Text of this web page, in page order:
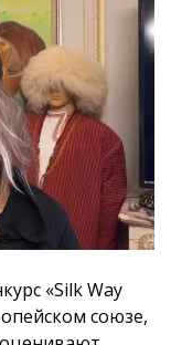
«Silk Way
союзе,